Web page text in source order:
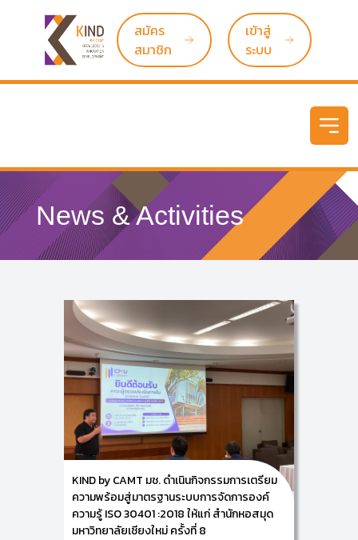
สมัคร
สมาชิก
เข้าสู่
ระบบ
News & Activities
KIND by CAMT มช. ดำเนินกิจกรรมการเตรียม
ความพร้อมสู่มาตรฐานระบบการจัดการองค์
ความรู้ ISO 30401 :2018 ให้แก่ สำนักหอสมุด
มหาวิทยาลัยเชียงใหม่ ครั้งที่ 8